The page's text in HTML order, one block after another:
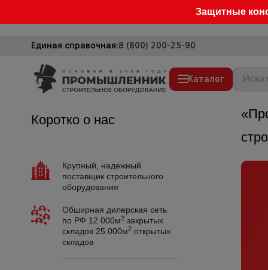
Защитные
Единая справочная:8 (800) 200-25-90
Каталог
Строительные леса
Подмости строительные
Сетка, тенты, брезенты
Грузоподъемное оборудование
Коротко о нас
Крупный, надежный
поставщик строительного
оборудования
Обширная дилерская сеть
по РФ 12 000м2закрытых
складов 25 000м2открытых
складов